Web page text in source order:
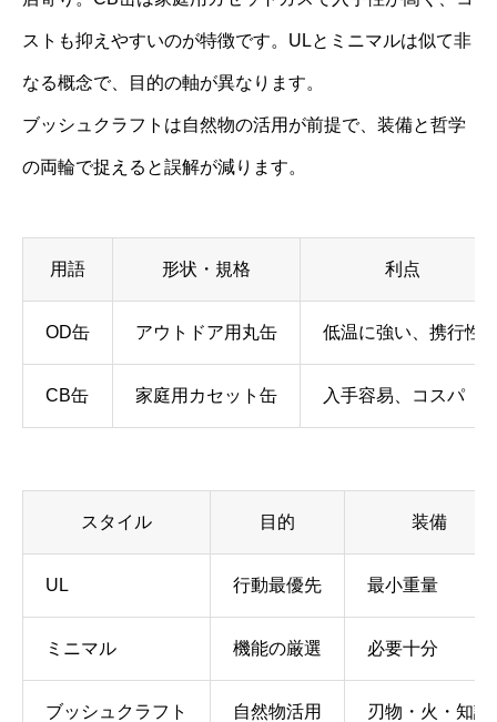
ストも抑えやすいのが特徴です。ULとミニマルは似て非
なる概念で、目的の軸が異なります。
ブッシュクラフトは自然物の活用が前提で、装備と哲学
の両輪で捉えると誤解が減ります。
用語 形状・規格 利点
OD缶 アウトドア用丸缶 低温に強い、携行性
CB缶 家庭用カセット缶 入手容易、コスパ
スタイル 目的 装備
UL 行動最優先 最小重量
ミニマル 機能の厳選 必要十分
ブッシュクラフト 自然物活用 刃物・火・知識